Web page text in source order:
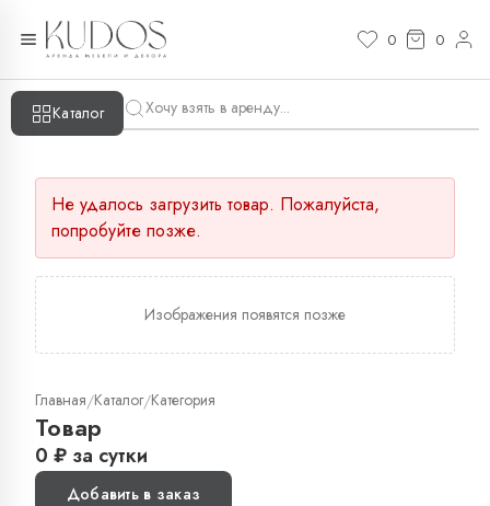
0 0
Каталог
Не удалось загрузить товар. Пожалуйста,
попробуйте позже.
Изображения появятся позже
Главная/Каталог/Категория
Товар
0 ₽ за сутки
Добавить в заказ